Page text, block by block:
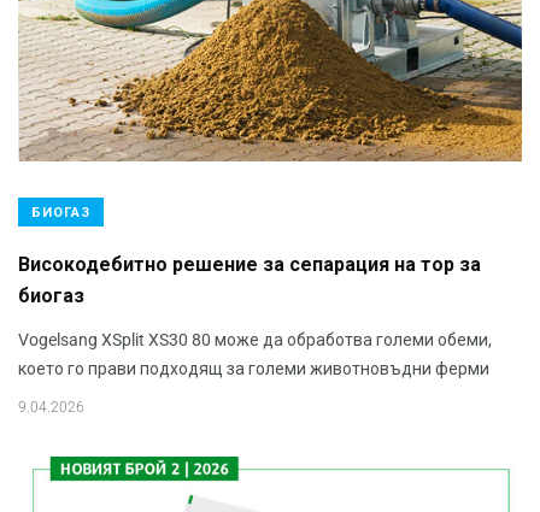
БИОГАЗ
Високодебитно решение за сепарация на тор за
биогаз
Vogelsang XSplit XS30 80 може да обработва големи обеми,
което го прави подходящ за големи животновъдни ферми
9.04.2026